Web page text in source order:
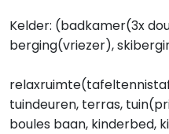
Kelder: (badkamer(3x
berging(vriezer),
tuindeuren, terras,
boules baan, kinderbed,